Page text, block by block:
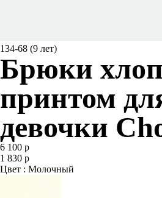
134-68 (9 лет)
Брюки
принтом
девочки
6 100 р
1 830 р
Цвет : Молочный